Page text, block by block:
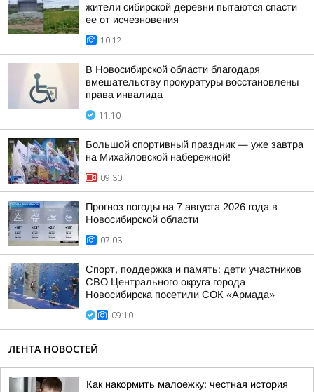
жители сибирской деревни пытаются спасти
ее от исчезновения
10:12
В Новосибирской области благодаря
вмешательству прокуратуры восстановлены
права инвалида
11:10
Большой спортивный праздник — уже завтра
на Михайловской набережной!
09:30
Прогноз погоды на 7 августа 2026 года в
Новосибирской области
07:03
Спорт, поддержка и память: дети участников
СВО Центрального округа города
Новосибирска посетили СОК «Армада»
09:10
ЛЕНТА НОВОСТЕЙ
Как накормить малоежку: честная история